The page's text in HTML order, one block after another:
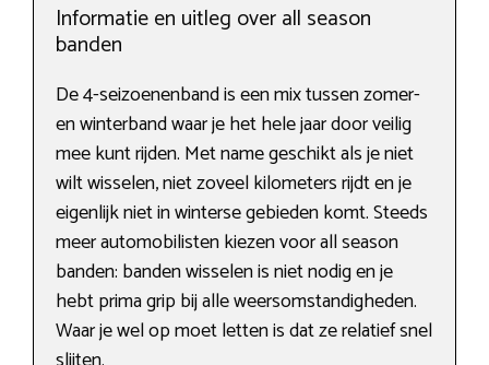
Informatie en uitleg over all season
banden
De 4-seizoenenband is een mix tussen zomer-
en winterband waar je het hele jaar door veilig
mee kunt rijden. Met name geschikt als je niet
wilt wisselen, niet zoveel kilometers rijdt en je
eigenlijk niet in winterse gebieden komt. Steeds
meer automobilisten kiezen voor all season
banden: banden wisselen is niet nodig en je
hebt prima grip bij alle weersomstandigheden.
Waar je wel op moet letten is dat ze relatief snel